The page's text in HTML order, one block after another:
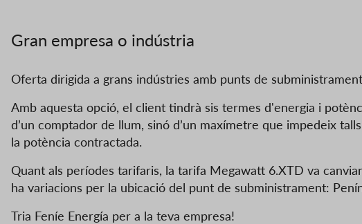
Gran empresa o indústria
Oferta dirigida a grans indústries amb punts de
Amb aquesta opció, el client tindrà sis termes d'energia i
d’un comptador de llum, sinó d’un maxímetre que impedeix
la potència contractada.
Quant als períodes tarifaris, la tarifa Megawatt 6.XTD va
ha variacions per la ubicació del punt de subministrament:
Tria Feníe Energía per a la teva empresa!